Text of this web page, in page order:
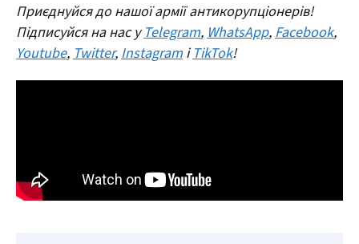
Приєднуйся до нашої армії антикорупціонерів!
Підписуйся на нас уTelegram, WhatsApp, Facebook,
Youtube, Twitter, Instagram і TikTok!